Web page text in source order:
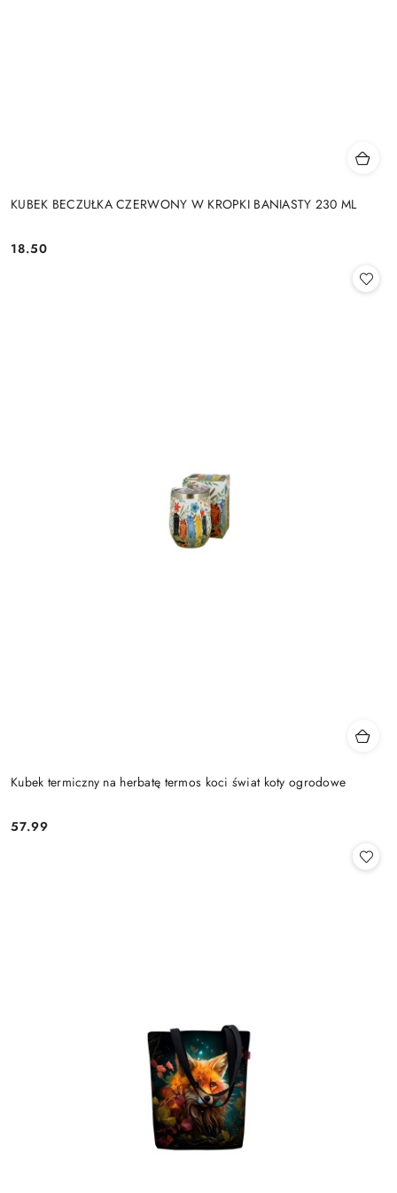
KUBEK BECZUŁKA CZERWONY W KROPKI BANIASTY 230 ML
Cena:
18.50
Kubek termiczny na herbatę termos koci świat koty ogrodowe
Cena:
57.99